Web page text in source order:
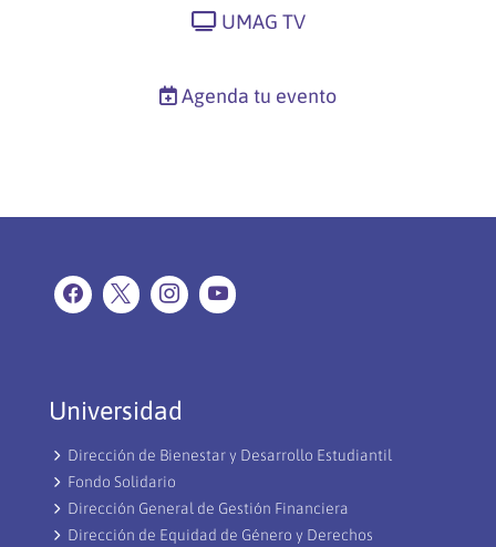
UMAG TV
Agenda tu evento
Universidad
Dirección de Bienestar y Desarrollo Estudiantil
Fondo Solidario
Dirección General de Gestión Financiera
Dirección de Equidad de Género y Derechos